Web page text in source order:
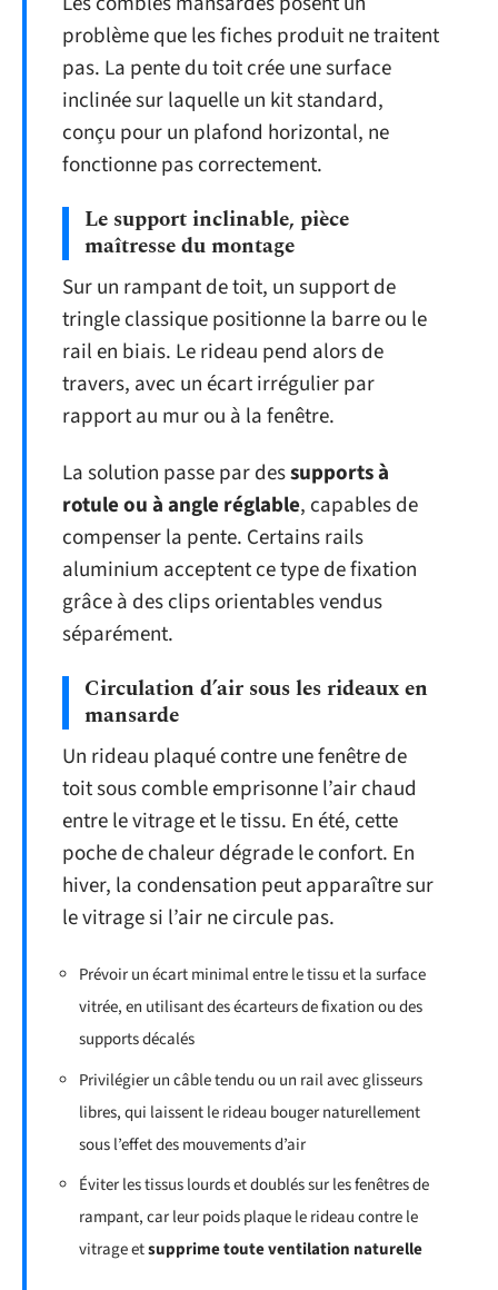
problème que les fiches produit ne traitent
pas. La pente du toit crée une surface
inclinée sur laquelle un kit standard,
conçu pour un plafond horizontal, ne
fonctionne pas correctement.
Le support inclinable, pièce
maîtresse du montage
Sur un rampant de toit, un support de
tringle classique positionne la barre ou le
rail en biais. Le rideau pend alors de
travers, avec un écart irrégulier par
rapport au mur ou à la fenêtre.
La solution passe par dessupports à
rotule ou à angle réglable, capables de
compenser la pente. Certains rails
aluminium acceptent ce type de fixation
grâce à des clips orientables vendus
séparément.
Circulation d’air sous les rideaux en
mansarde
Un rideau plaqué contre une fenêtre de
toit sous comble emprisonne l’air chaud
entre le vitrage et le tissu. En été, cette
poche de chaleur dégrade le confort. En
hiver, la condensation peut apparaître sur
le vitrage si l’air ne circule pas.
Prévoir un écart minimal entre le tissu et la surface
vitrée, en utilisant des écarteurs de fixation ou des
supports décalés
Privilégier un câble tendu ou un rail avec glisseurs
libres, qui laissent le rideau bouger naturellement
sous l’effet des mouvements d’air
Éviter les tissus lourds et doublés sur les fenêtres de
rampant, car leur poids plaque le rideau contre le
vitrage etsupprime toute ventilation naturelle